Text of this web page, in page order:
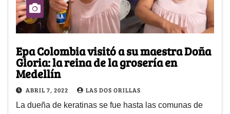
Epa Colombia visitó a su maestra Doña
Gloria: la reina de la grosería en
Medellín
ABRIL 7, 2022 LAS DOS ORILLAS
La dueña de keratinas se fue hasta las comunas de